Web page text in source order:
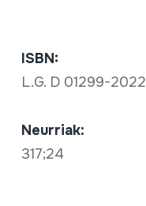
ISBN:
L.G. D 01299-2022
Neurriak:
317;24